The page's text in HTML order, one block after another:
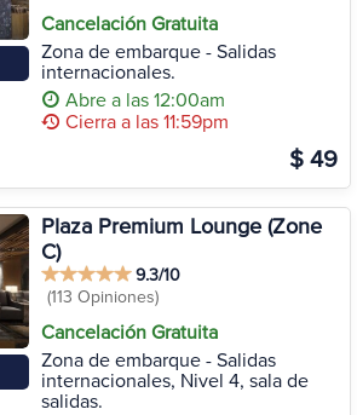
Cancelación Gratuita
Zona de embarque - Salidas
internacionales.
Abre a las 12:00am
Cierra a las 11:59pm
$ 49
Plaza Premium Lounge (Zone
C)
9.3/10
(113 Opiniones)
Cancelación Gratuita
Zona de embarque - Salidas
internacionales, Nivel 4, sala de
salidas.